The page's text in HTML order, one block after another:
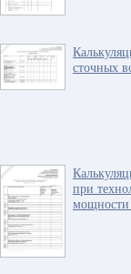
сточных
при